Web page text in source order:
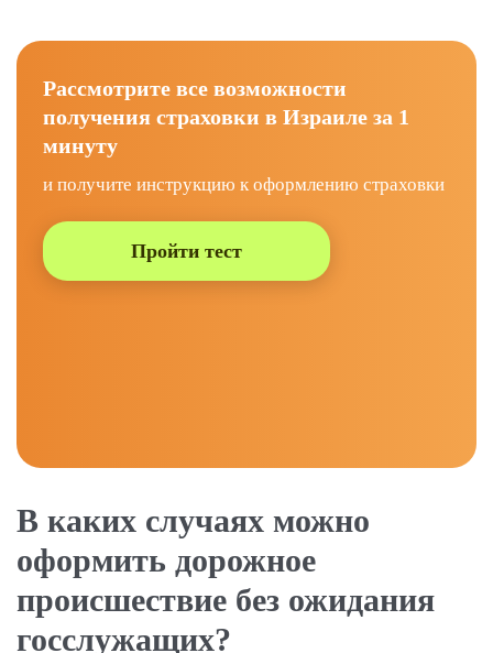
Рассмотрите все возможности
получения страховки в Израиле за 1
минуту
и получите инструкцию к оформлению страховки
Пройти тест
В каких случаях можно
оформить дорожное
происшествие без ожидания
госслужащих?